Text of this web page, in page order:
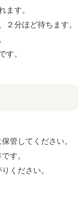
ます。
２分ほど待ちます。
す。
管してください。
す。
ください。